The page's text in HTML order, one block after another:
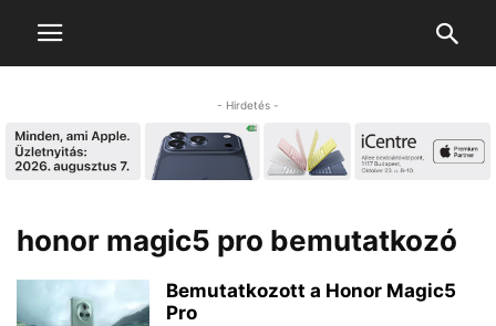
- Hirdetés -
honor magic5 pro bemutatkozó
Bemutatkozott a Honor Magic5
Pro